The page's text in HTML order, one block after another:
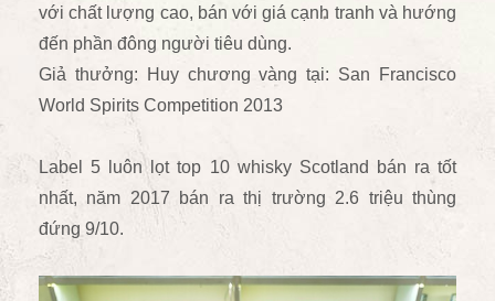
với chất lượng cao, bán với giá cạnh tranh và hướng
đến phần đông người tiêu dùng.
Giả thưởng: Huy chương vàng tại: San Francisco
World Spirits Competition 2013
Label 5 luôn lọt top 10 whisky Scotland bán ra tốt
nhất, năm 2017 bán ra thị trường 2.6 triệu thùng
đứng 9/10.